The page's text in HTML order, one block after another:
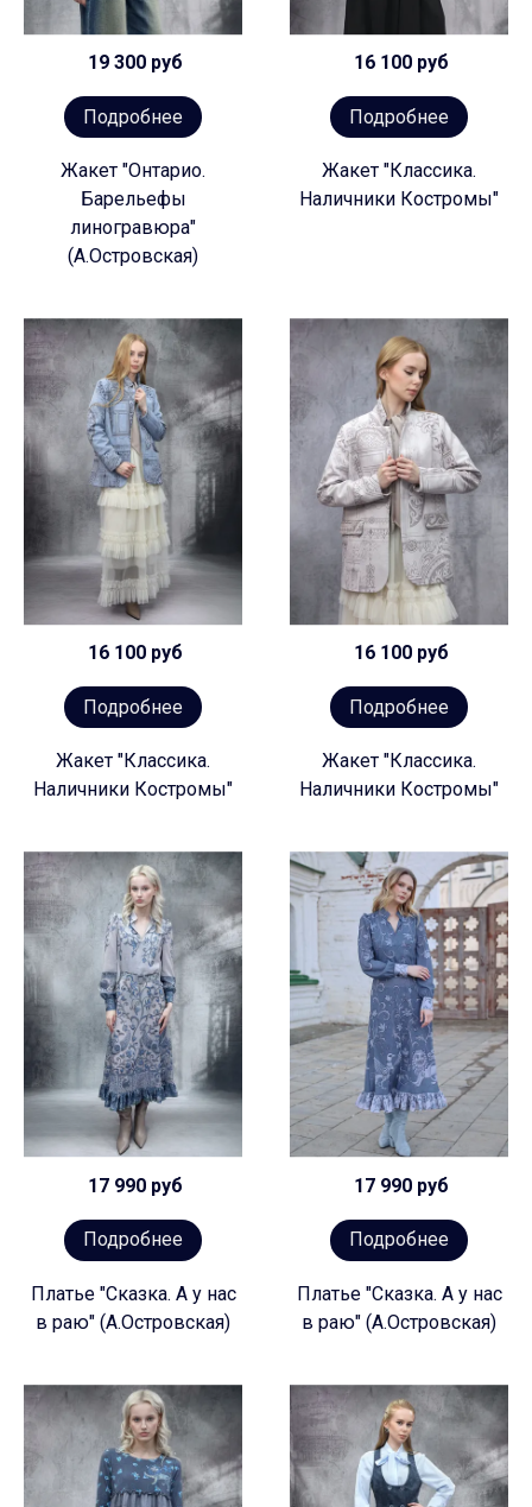
19 300 руб
Подробнее
Жакет "Онтарио.
Барельефы
линогравюра"
(А.Островская)
16 100 руб
Подробнее
Жакет "Классика.
Наличники Костромы"
16 100 руб
Подробнее
Жакет "Классика.
Наличники Костромы"
16 100 руб
Подробнее
Жакет "Классика.
Наличники Костромы"
17 990 руб
Подробнее
Платье "Сказка. А у нас
в раю" (А.Островская)
17 990 руб
Подробнее
Платье "Сказка. А у нас
в раю" (А.Островская)